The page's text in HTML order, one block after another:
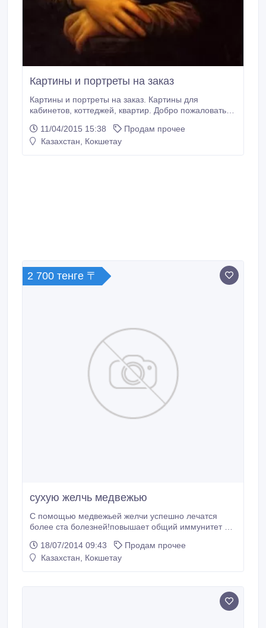
Картины и портреты на заказ
Картины и портреты на заказ. Картины для
кабинетов, коттеджей, квартир. Добро пожаловать
11/04/2015 15:38
Продам прочее
Казахстан, Кокшетау
2 700 тенге 〒
сухую желчь медвежью
С помощью медвежьей желчи успешно лечатся
более ста болезней!повышает общий иммунитет и
восстановления после тяжелых инфекционных
болезней.цена за грамм 3000 тенге..
18/07/2014 09:43
Продам прочее
Казахстан, Кокшетау